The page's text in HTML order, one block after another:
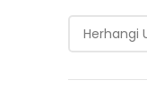
Herhangi